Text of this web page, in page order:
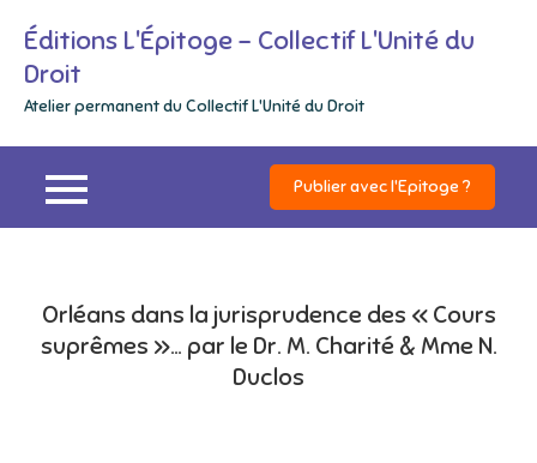
content
Éditions L'Épitoge – Collectif L'Unité du
Droit
Atelier permanent du Collectif L'Unité du Droit
Publier avec l'Epitoge ?
Orléans dans la jurisprudence des « Cours
suprêmes »… par le Dr. M. Charité & Mme N.
Duclos